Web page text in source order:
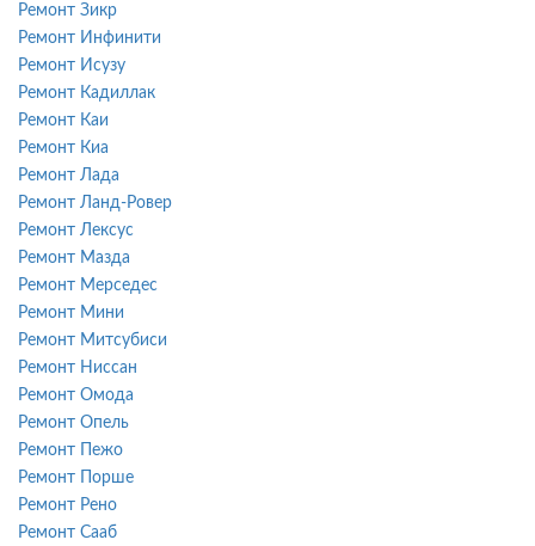
Ремонт Зикр
Ремонт Инфинити
Ремонт Исузу
Ремонт Кадиллак
Ремонт Каи
Ремонт Киа
Ремонт Лада
Ремонт Ланд-Ровер
Ремонт Лексус
Ремонт Мазда
Ремонт Мерседес
Ремонт Мини
Ремонт Митсубиси
Ремонт Ниссан
Ремонт Омода
Ремонт Опель
Ремонт Пежо
Ремонт Порше
Ремонт Рено
Ремонт Сааб